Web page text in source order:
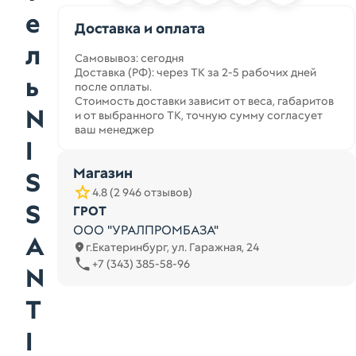
е
л
ь
N
I
S
S
A
N
T
I
Доставка и оплата
Самовывоз: сегодня
Доставка (РФ): через ТК за 2-5 рабочих дней
после оплаты.
Стоимость доставки зависит от веса, габаритов
и от выбранного ТК, точную сумму согласует
ваш менеджер
Магазин
4.8 (2 946 отзывов)
ГРОТ
ООО "УРАЛПРОМБАЗА"
г.Екатеринбург, ул. Гаражная, 24
+7 (343) 385-58-96